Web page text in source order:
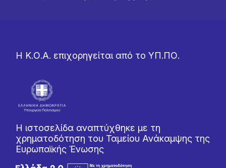
Η Κ.Ο.Α. επιχορηγείται από το ΥΠ.ΠΟ.
Η ιστοσελίδα αναπτύχθηκε με τη
χρηματοδότηση του Ταμείου Ανάκαμψης της
Ευρωπαϊκής Ένωσης